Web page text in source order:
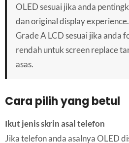
OLED sesuai jika anda
dan original display experience.
Grade A LCD sesuai jika anda
rendah untuk screen replace
asas.
Cara pilih yang betul
Ikut jenis skrin asal telefon
Jika telefon anda asalnya OLED